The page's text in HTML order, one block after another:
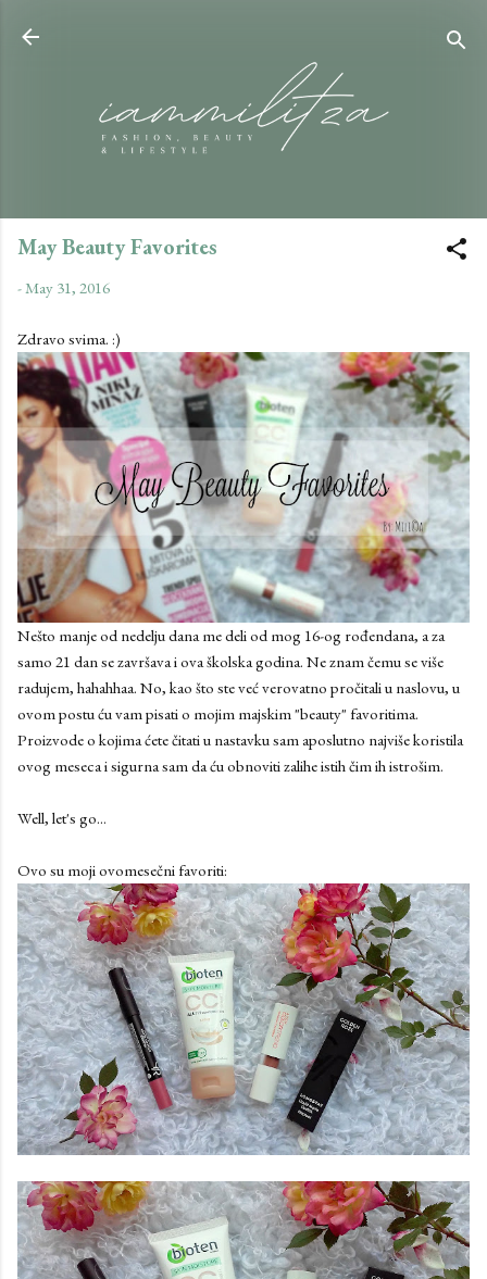
May Beauty Favorites
-May 31, 2016
Zdravo svima. :)
Nešto manje od nedelju dana me deli od mog 16-og rođendana, a za
samo 21 dan se završava i ova školska godina. Ne znam čemu se više
radujem, hahahhaa. No, kao što ste već verovatno pročitali u naslovu, u
ovom postu ću vam pisati o mojim majskim "beauty" favoritima.
Proizvode o kojima ćete čitati u nastavku sam aposlutno najviše koristila
ovog meseca i sigurna sam da ću obnoviti zalihe istih čim ih istrošim.
Well, let's go...
Ovo su moji ovomesečni favoriti: